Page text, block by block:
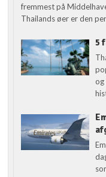
fremmest på
Thailands øer er den
5
og